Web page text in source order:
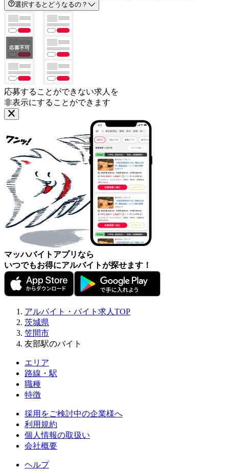
選択するとどうなるの？
応募することができない求人を
非表示にすることができます
マッハバイトアプリなら
いつでもお得にアルバイトが探せます！
アルバイト・バイト求人TOP
茨城県
笠間市
友部駅のバイト
エリア
路線・駅
職種
特徴
採用をご検討中の企業様へ
利用規約
個人情報の取扱い
会社概要
ヘルプ